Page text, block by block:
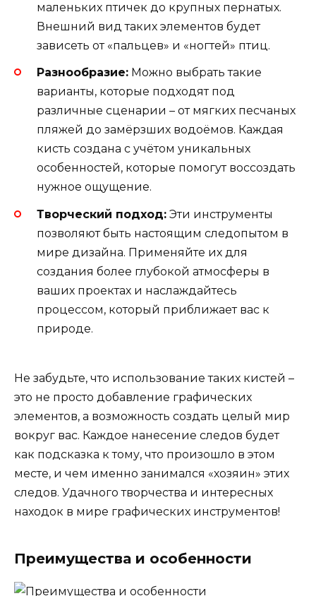
маленьких птичек до крупных пернатых.
Внешний вид таких элементов будет
зависеть от «пальцев» и «ногтей» птиц.
Разнообразие: Можно выбрать такие
варианты, которые подходят под
различные сценарии – от мягких песчаных
пляжей до замёрзших водоёмов. Каждая
кисть создана с учётом уникальных
особенностей, которые помогут воссоздать
нужное ощущение.
Творческий подход: Эти инструменты
позволяют быть настоящим следопытом в
мире дизайна. Применяйте их для
создания более глубокой атмосферы в
ваших проектах и наслаждайтесь
процессом, который приближает вас к
природе.
Не забудьте, что использование таких кистей –
это не просто добавление графических
элементов, а возможность создать целый мир
вокруг вас. Каждое нанесение следов будет
как подсказка к тому, что произошло в этом
месте, и чем именно занимался «хозяин» этих
следов. Удачного творчества и интересных
находок в мире графических инструментов!
Преимущества и особенности